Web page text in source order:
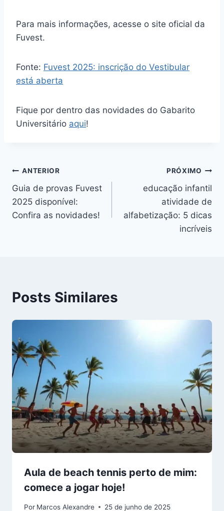
Para mais informações, acesse o site oficial da
Fuvest.
Fonte: Fuvest 2025: inscrição do Vestibular
está aberta
Fique por dentro das novidades do Gabarito
Universitário aqui!
Navegação
de
Post
ANTERIOR
Guia de provas Fuvest
2025 disponível:
Confira as novidades!
PRÓXIMO
educação infantil
atividade de
alfabetização: 5 dicas
incríveis
Posts Similares
Aula de beach tennis perto de mim:
comece a jogar hoje!
Por Marcos Alexandre 25 de junho de 2025